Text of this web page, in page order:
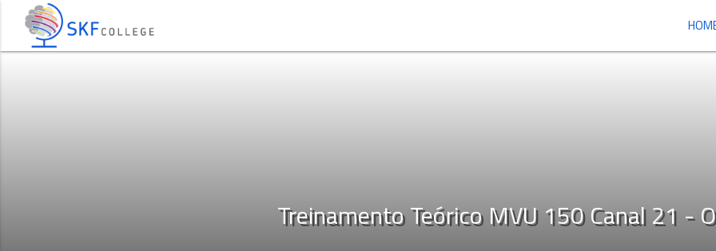
Treinamento Teórico MVU 150 Canal 21 -